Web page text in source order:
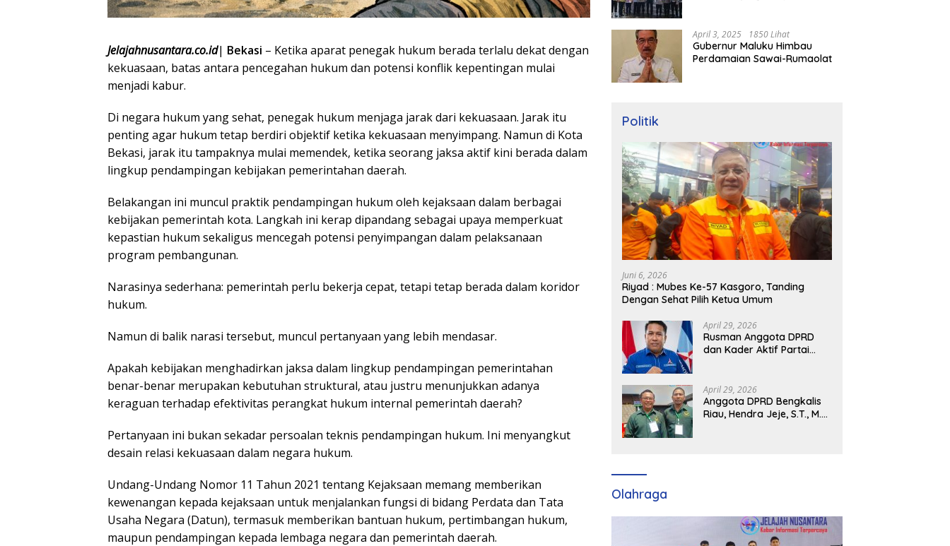
Jelajahnusantara.co.id| Bekasi – Ketika aparat penegak hukum berada terlalu dekat dengan
kekuasaan, batas antara pencegahan hukum dan potensi konflik kepentingan mulai
menjadi kabur.
Di negara hukum yang sehat, penegak hukum menjaga jarak dari kekuasaan. Jarak itu
penting agar hukum tetap berdiri objektif ketika kekuasaan menyimpang. Namun di Kota
Bekasi, jarak itu tampaknya mulai memendek, ketika seorang jaksa aktif kini berada dalam
lingkup pendampingan kebijakan pemerintahan daerah.
Belakangan ini muncul praktik pendampingan hukum oleh kejaksaan dalam berbagai
kebijakan pemerintah kota. Langkah ini kerap dipandang sebagai upaya memperkuat
kepastian hukum sekaligus mencegah potensi penyimpangan dalam pelaksanaan
program pembangunan.
Narasinya sederhana: pemerintah perlu bekerja cepat, tetapi tetap berada dalam koridor
hukum.
Namun di balik narasi tersebut, muncul pertanyaan yang lebih mendasar.
Apakah kebijakan menghadirkan jaksa dalam lingkup pendampingan pemerintahan
benar-benar merupakan kebutuhan struktural, atau justru menunjukkan adanya
keraguan terhadap efektivitas perangkat hukum internal pemerintah daerah?
Pertanyaan ini bukan sekadar persoalan teknis pendampingan hukum. Ini menyangkut
desain relasi kekuasaan dalam negara hukum.
Undang-Undang Nomor 11 Tahun 2021 tentang Kejaksaan memang memberikan
kewenangan kepada kejaksaan untuk menjalankan fungsi di bidang Perdata dan Tata
Usaha Negara (Datun), termasuk memberikan bantuan hukum, pertimbangan hukum,
maupun pendampingan kepada lembaga negara dan pemerintah daerah.
April 3, 2025 1850 Lihat
Gubernur Maluku Himbau
Perdamaian Sawai-Rumaolat
Politik
Juni 6, 2026
Riyad : Mubes Ke-57 Kasgoro, Tanding
Dengan Sehat Pilih Ketua Umum
April 29, 2026
Rusman Anggota DPRD
dan Kader Aktif Partai
Cik Ujang Pimpin DPD
Partai Demokrat SumSel
April 29, 2026
Anggota DPRD Bengkalis
Riau, Hendra Jeje, S.T., M.M
Olahraga